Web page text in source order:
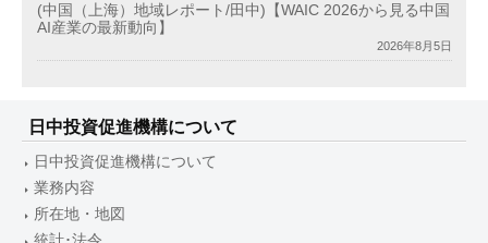
(中国（上海）地域レポート/田中)【WAIC 2026から見る中国
AI産業の最新動向】
2026年8月5日
日中投資促進機構について
日中投資促進機構について
業務内容
所在地・地図